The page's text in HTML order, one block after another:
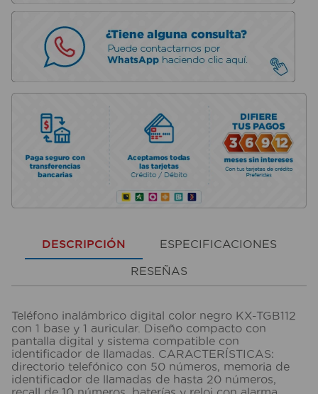
DESCRIPCIÓN ESPECIFICACIONES
RESEÑAS
Teléfono inalámbrico digital color negro KX-TGB112
con 1 base y 1 auricular. Diseño compacto con
pantalla digital y sistema compatible con
identificador de llamadas. CARACTERÍSTICAS:
directorio telefónico con 50 números, memoria de
identificador de llamadas de hasta 20 números,